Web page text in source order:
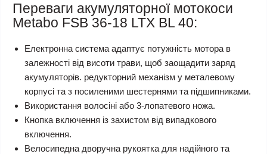
Переваги акумуляторної мотокоси
Metabo FSB 36-18 LTX BL 40:
Електронна система адаптує потужність мотора в
залежності від висоти трави, щоб заощадити заряд
акумуляторів. редукторний механізм у металевому
корпусі та з посиленими шестернями та підшипниками.
Використання волосіні або 3-лопатевого ножа.
Кнопка включення із захистом від випадкового
включення.
Велосипедна дворучна рукоятка для надійного та